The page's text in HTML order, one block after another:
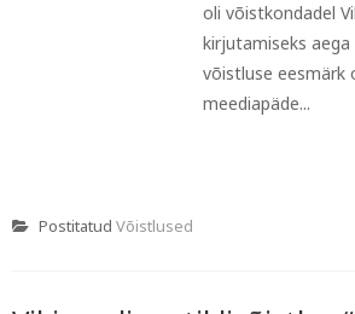
oli võistkondadel
kirjutamiseks aega
võistluse eesmärk
meediapäde...
Postitatud Võistlused